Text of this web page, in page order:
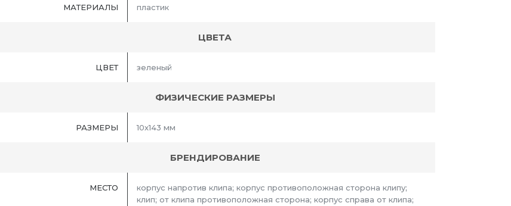
МАТЕРИАЛЫ пластик
ЦВЕТА
ЦВЕТ зеленый
ФИЗИЧЕСКИЕ РАЗМЕРЫ
РАЗМЕРЫ 10х143 мм
БРЕНДИРОВАНИЕ
МЕСТО
корпус напротив клипа; корпус противоположная сторона клипу;
клип; от клипа противоположная сторона; корпус справа от клипа;